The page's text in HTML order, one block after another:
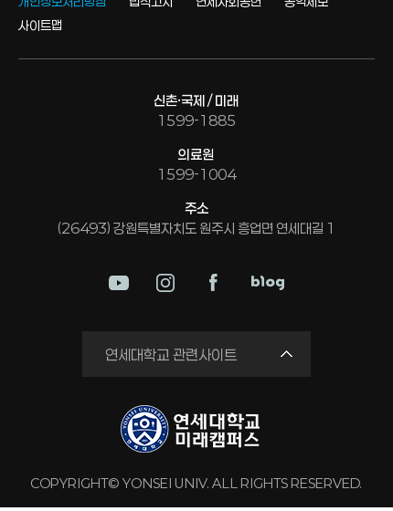
사이트맵
신촌·국제 / 미래
1599-1885
의료원
1599-1004
주소
(26493) 강원특별자치도 원주시 흥업면 연세대길 1
COPYRIGHT© YONSEI UNIV. ALL RIGHTS RESERVED.
연세대학교 관련사이트
미래평생교육원
연구실 안전관리시스템
세브란스병원
강남세브란스병원
용인세브란스병원